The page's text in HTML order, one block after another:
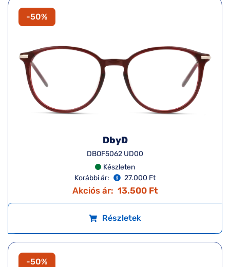
-50%
DbyD
DBOF5062 UD00
Készleten
Korábbi ár:
27.000 Ft
Akciós ár: 13.500 Ft
Részletek
-50%